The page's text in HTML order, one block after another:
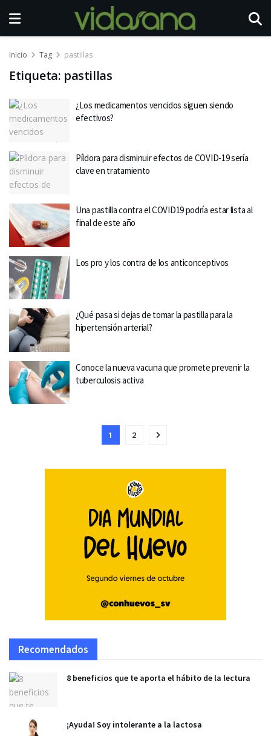
Inicio Tag pastillas
Etiqueta: pastillas
¿Los medicamentos vencidos siguen siendo
efectivos?
Píldora para disminuir efectos de COVID-19 sería
clave en tratamiento
Una pastilla contra el COVID19 podría estar lista al
final de este año
Los pro y los contra de los anticonceptivos
¿Qué pasa si dejas de tomar la pastilla para la
hipertensión arterial?
Conoce la nueva vacuna que promete prevenir la
tuberculosis activa
1 2
Recomendados
8 beneficios que te aporta el hábito de la lectura
¡Ayuda! Soy intolerante a la lactosa